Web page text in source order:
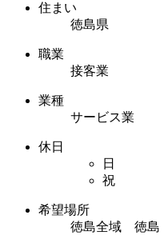
住まい
徳島県
職業
接客業
業種
サービス業
休日
日
祝
希望場所
徳島全域 徳